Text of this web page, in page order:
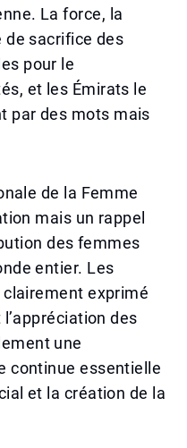
La force, la
de sacrifice des
pour le
et les Émirats le
par des mots mais
de la Femme
mais un rappel
des femmes
entier. Les
exprimé
des
une
continue essentielle
et la création de la